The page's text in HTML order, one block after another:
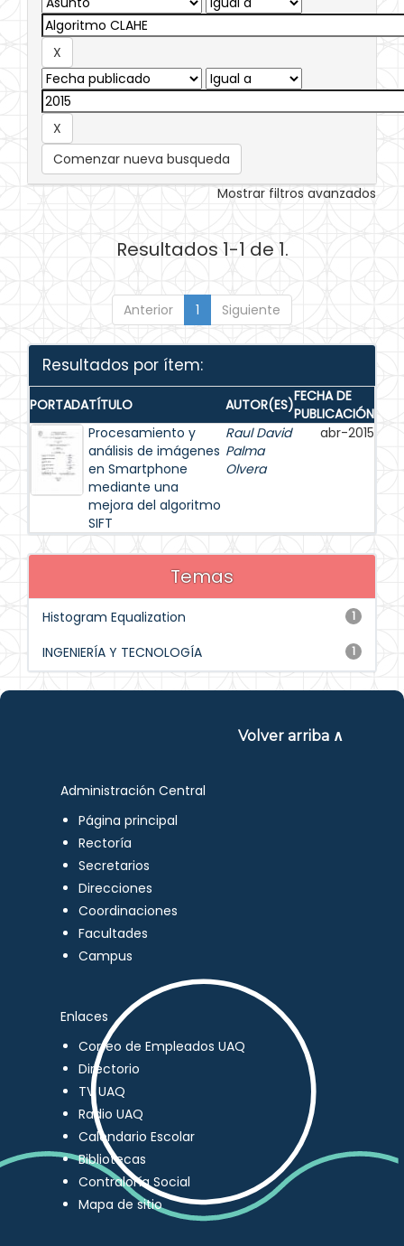
Comenzar nueva busqueda
Mostrar filtros avanzados
Resultados 1-1 de 1.
Anterior 1 Siguiente
Resultados por ítem:
PORTADATÍTULO AUTOR(ES)FECHA DE
PUBLICACIÓN
Procesamiento y
análisis de imágenes
en Smartphone
mediante una
mejora del algoritmo
SIFT
Raul David
Palma
Olvera
abr-2015
Temas
1
Histogram Equalization
1
INGENIERÍA Y TECNOLOGÍA
Volver arriba ∧
Administración Central
Página principal
Rectoría
Secretarios
Direcciones
Coordinaciones
Facultades
Campus
Enlaces
Correo de Empleados UAQ
Directorio
TV UAQ
Radio UAQ
Calendario Escolar
Bibliotecas
Contraloría Social
Mapa de sitio